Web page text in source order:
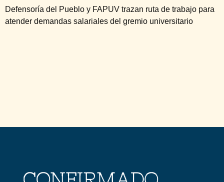
Defensoría del Pueblo y FAPUV trazan ruta de trabajo para
atender demandas salariales del gremio universitario